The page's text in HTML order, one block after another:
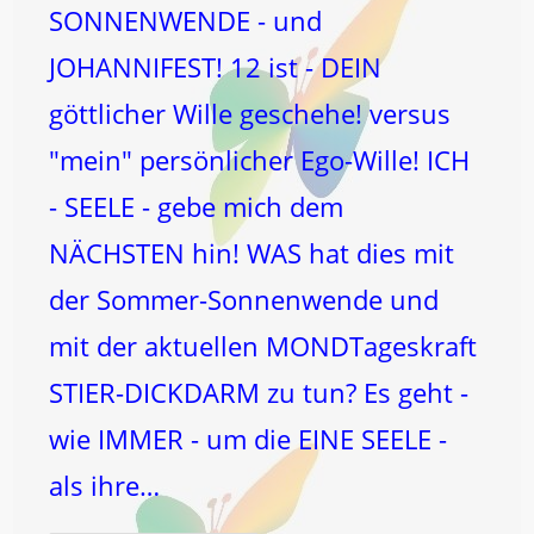
SONNENWENDE - und
JOHANNIFEST! 12 ist - DEIN
göttlicher Wille geschehe! versus
"mein" persönlicher Ego-Wille! ICH
- SEELE - gebe mich dem
NÄCHSTEN hin! WAS hat dies mit
der Sommer-Sonnenwende und
mit der aktuellen MONDTageskraft
STIER-DICKDARM zu tun? Es geht -
wie IMMER - um die EINE SEELE -
als ihre…